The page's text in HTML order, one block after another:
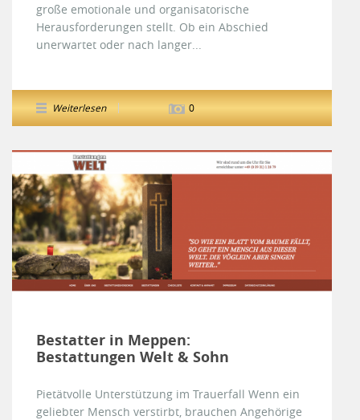
große emotionale und organisatorische
Herausforderungen stellt. Ob ein Abschied
unerwartet oder nach langer...
Weiterlesen 0
Bestatter in Meppen:
Bestattungen Welt & Sohn
Pietätvolle Unterstützung im Trauerfall Wenn ein
geliebter Mensch verstirbt, brauchen Angehörige